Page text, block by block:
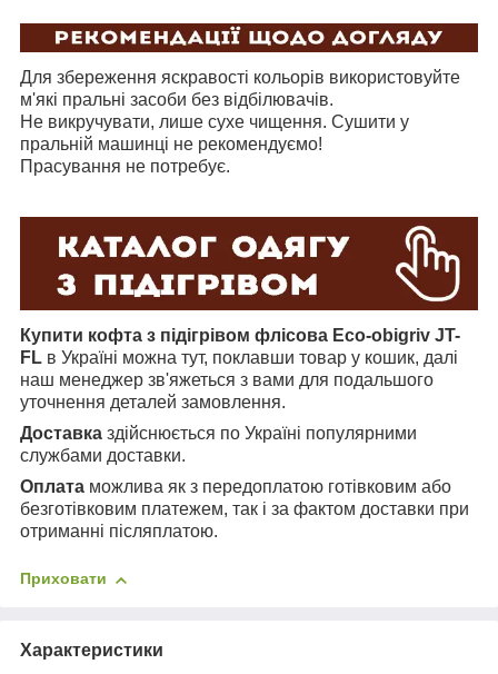
Для збереження яскравості кольорів використовуйте
м'які пральні засоби без відбілювачів.
Не викручувати, лише сухе чищення. Сушити у
пральній машинці не рекомендуємо!
Прасування не потребує.
Купити кофта з підігрівом флісова Eco-obigriv JT-
FL в Україні можна тут, поклавши товар у кошик, далі
наш менеджер зв'яжеться з вами для подальшого
уточнення деталей замовлення.
Доставка здійснюється по Україні популярними
службами доставки.
Оплата можлива як з передоплатою готівковим або
безготівковим платежем, так і за фактом доставки при
отриманні післяплатою.
Приховати
Характеристики